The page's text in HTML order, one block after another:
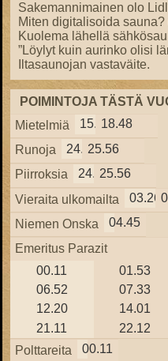
Sakemannimainen olo
Miten digitalisoida
Kuolema lähellä
”Löylyt kuin aurinko olisi
Iltasaunojan vastaväite.
POIMINTOJA TÄSTÄ
Mietelmiä
15.5718.48
Runoja
24.3825.56
Piirroksia
24.3825.56
Vieraita ulkomailta
03.26
Niemen Onska
04.45
Emeritus Parazit
00.11
01.53
06.52
07.33
12.20
14.01
21.11
22.12
Polttareita
00.11